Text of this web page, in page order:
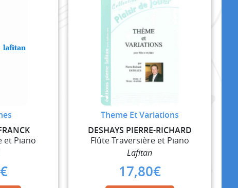
et Piano
€
Theme Et Variations
DESHAYS PIERRE-RICHARD
Flûte Traversière et Piano
Lafitan
17,80€